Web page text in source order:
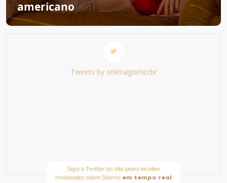
americano
Tweets by selenagomezbr
Siga o Twitter do site para receber
novidades sobre Selena em tempo real